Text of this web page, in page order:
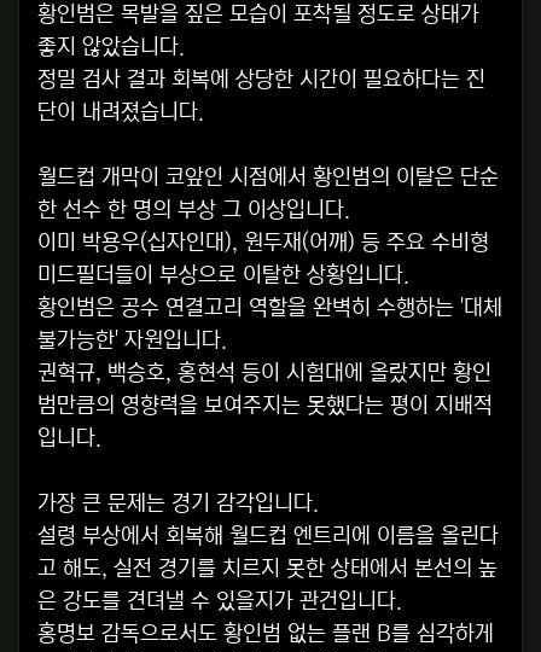
황인범은 목발을 짚은 모습이 포착될 정도로 상태가
좋지 않았습니다.
정밀 검사 결과 회복에 상당한 시간이 필요하다는 진
단이 내려졌습니다.
월드컵 개막이 코앞인 시점에서 황인범의 이탈은 단순
한 선수 한 명의 부상 그 이상입니다.
이미 박용우(십자인대), 원두재(어깨) 등 주요 수비형
미드필더들이 부상으로 이탈한 상황입니다.
황인범은 공수 연결고리 역할을 완벽히 수행하는 '대체
불가능한' 자원입니다.
권혁규, 백승호, 홍현석 등이 시험대에 올랐지만 황인
범만큼의 영향력을 보여주지는 못했다는 평이 지배적
입니다.
가장 큰 문제는 경기 감각입니다.
설령 부상에서 회복해 월드컵 엔트리에 이름을 올린다
고 해도, 실전 경기를 치르지 못한 상태에서 본선의 높
은 강도를 견뎌낼 수 있을지가 관건입니다.
홍명보 감독으로서도 황인범 없는 플랜 B를 심각하게